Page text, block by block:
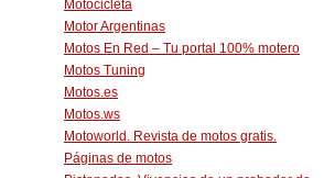
Motocicleta
Motor Argentinas
Motos En Red – Tu portal 100% motero
Motos Tuning
Motos.es
Motos.ws
Motoworld. Revista de motos gratis.
Páginas de motos